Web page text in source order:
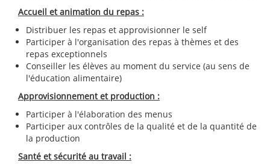
Accueil et animation du repas :
Distribuer les repas et approvisionner le self
Participer à l'organisation des repas à thèmes et des
repas exceptionnels
Conseiller les élèves au moment du service (au sens de
l'éducation alimentaire)
Approvisionnement et production :
Participer à l'élaboration des menus
Participer aux contrôles de la qualité et de la quantité de
la production
Santé et sécurité au travail :